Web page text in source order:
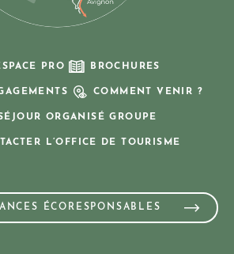
PRO BROCHURES
COMMENT VENIR ?
ORGANISÉ GROUPE
L’OFFICE DE TOURISME
ÉCORESPONSABLES